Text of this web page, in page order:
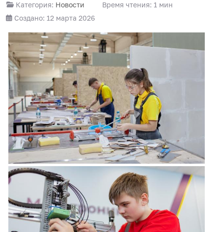
Категория: Новости
Время чтения: 1 мин
Создано: 12 марта 2026